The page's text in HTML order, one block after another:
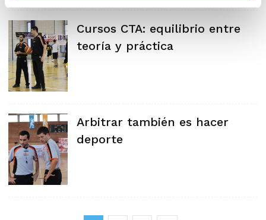
Cursos CTA: equilibrio entre
teoría y práctica
Arbitrar también es hacer
deporte